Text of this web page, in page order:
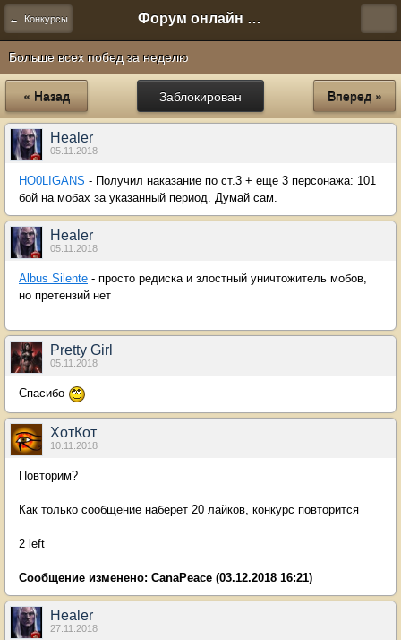
← Конкурсы Форум онлайн игры "Новая Эра" (Нюра Биз)
Больше всех побед за неделю
Заблокирован
« Назад Вперед »
Healer
05.11.2018
HO0LIGANS - Получил наказание по ст.3 + еще 3 персонажа: 101
бой на мобах за указанный период. Думай сам.
Healer
05.11.2018
Albus Silente - просто редиска и злостный уничтожитель мобов,
но претензий нет
Pretty Girl
05.11.2018
Спасибо
ХотКот
10.11.2018
Повторим?
Как только сообщение наберет 20 лайков, конкурс повторится
2 left
Сообщение изменено: CanaPeace (03.12.2018 16:21)
Healer
27.11.2018